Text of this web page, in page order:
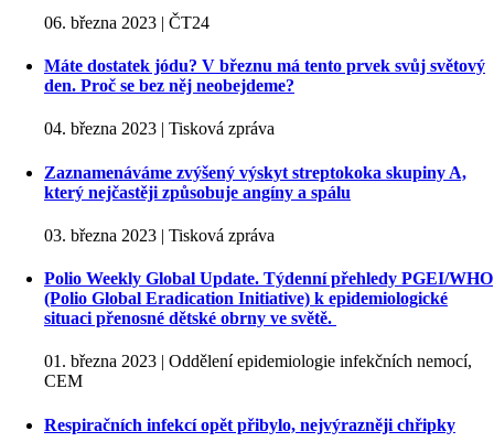
06. března 2023 | ČT24
Máte dostatek jódu? V březnu má tento prvek svůj světový
den. Proč se bez něj neobejdeme?
04. března 2023 | Tisková zpráva
Zaznamenáváme zvýšený výskyt streptokoka skupiny A,
který nejčastěji způsobuje angíny a spálu
03. března 2023 | Tisková zpráva
Polio Weekly Global Update. Týdenní přehledy PGEI/WHO
(Polio Global Eradication Initiative) k epidemiologické
situaci přenosné dětské obrny ve světě.
01. března 2023 | Oddělení epidemiologie infekčních nemocí,
CEM
Respiračních infekcí opět přibylo, nejvýrazněji chřipky